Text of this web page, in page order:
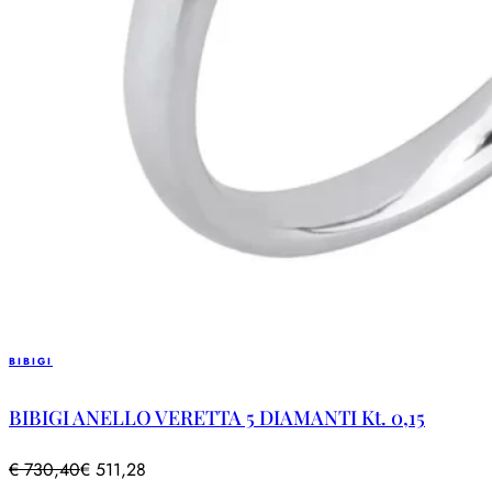
BIBIGI
BIBIGI ANELLO VERETTA 5 DIAMANTI Kt. 0,15
€730,40€ 511,28